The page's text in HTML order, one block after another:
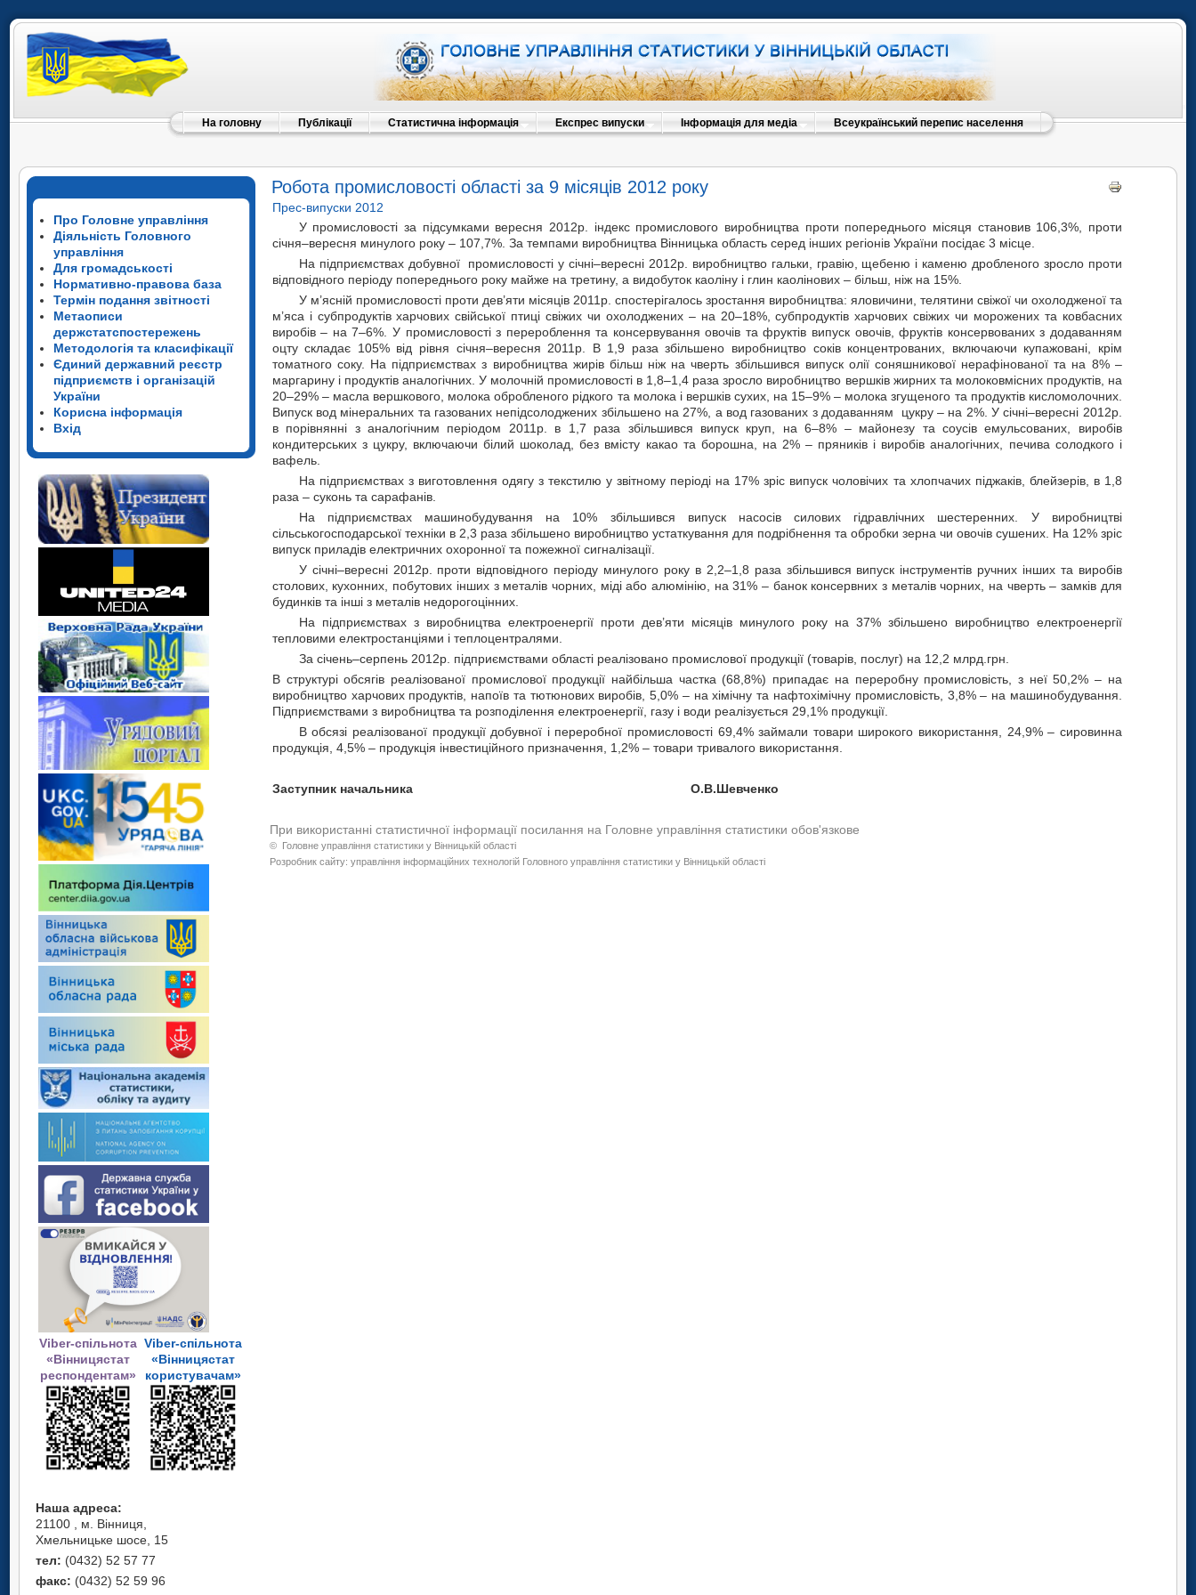
На головну Публікації Статистична інформація Експрес випуски Інформація для медіа Всеукраїнський перепис населення
Про Головне управління
Діяльність Головного
управління
Для громадськості
Нормативно-правова база
Термін подання звітності
Метаописи
держстатспостережень
Методологія та класифікації
Єдиний державний реєстр
підприємств і організацій
України
Корисна інформація
Вхід
Viber-спільнота
«Вінницястат
респондентам»
Viber-спільнота
«Вінницястат
користувачам»
Наша адреса:
21100 , м. Вінниця,
Хмельницьке шосе, 15
тел: (0432) 52 57 77
факс: (0432) 52 59 96
Робота промисловості області за 9 місяців 2012 року
Прес-випуски 2012
У промисловості за підсумками вересня 2012р. індекс промислового виробництва проти попереднього місяця становив 106,3%, проти
січня–вересня минулого року – 107,7%. За темпами виробництва Вінницька область серед інших регіонів України посідає 3 місце.
На підприємствах добувної промисловості у січні–вересні 2012р. виробництво гальки, гравію, щебеню і каменю дробленого зросло проти
відповідного періоду попереднього року майже на третину, а видобуток каоліну і глин каолінових – більш, ніж на 15%.
У м’ясній промисловості проти дев’яти місяців 2011р. спостерігалось зростання виробництва: яловичини, телятини свіжої чи охолодженої та
м’яса і субпродуктів харчових свійської птиці свіжих чи охолоджених – на 20–18%, субпродуктів харчових свіжих чи морожених та ковбасних
виробів – на 7–6%. У промисловості з перероблення та консервування овочів та фруктів випуск овочів, фруктів консервованих з додаванням
оцту складає 105% від рівня січня–вересня 2011р. В 1,9 раза збільшено виробництво соків концентрованих, включаючи купажовані, крім
томатного соку. На підприємствах з виробництва жирів більш ніж на чверть збільшився випуск олії соняшникової нерафінованої та на 8% –
маргарину і продуктів аналогічних. У молочній промисловості в 1,8–1,4 раза зросло виробництво вершків жирних та молоковмісних продуктів, на
20–29% – масла вершкового, молока обробленого рідкого та молока і вершків сухих, на 15–9% – молока згущеного та продуктів кисломолочних.
Випуск вод мінеральних та газованих непідсолоджених збільшено на 27%, а вод газованих з додаванням цукру – на 2%. У січні–вересні 2012р.
в порівнянні з аналогічним періодом 2011р. в 1,7 раза збільшився випуск круп, на 6–8% – майонезу та соусів емульсованих, виробів
кондитерських з цукру, включаючи білий шоколад, без вмісту какао та борошна, на 2% – пряників і виробів аналогічних, печива солодкого і
вафель.
На підприємствах з виготовлення одягу з текстилю у звітному періоді на 17% зріс випуск чоловічих та хлопчачих піджаків, блейзерів, в 1,8
раза – суконь та сарафанів.
На підприємствах машинобудування
на 10% збільшився випуск насосів силових гідравлічних шестеренних. У виробництві
сільськогосподарської техніки в 2,3 раза збільшено виробництво устаткування для подрібнення та обробки зерна чи овочів сушених. На 12% зріс
випуск приладів електричних охоронної та пожежної сигналізації.
У січні–вересні 2012р. проти відповідного періоду минулого року в 2,2–1,8 раза збільшився випуск інструментів ручних інших та виробів
столових, кухонних, побутових інших з металів чорних, міді або алюмінію, на 31% – банок консервних з металів чорних, на чверть – замків для
будинків та інші з металів недорогоцінних.
На підприємствах з виробництва електроенергії проти дев’яти місяців минулого року на 37% збільшено виробництво електроенергії
тепловими електростанціями і теплоцентралями.
За січень–серпень 2012р. підприємствами області реалізовано промислової продукції (товарів, послуг) на 12,2 млрд.грн.
В структурі обсягів реалізованої промислової продукції найбільша частка (68,8%) припадає на переробну промисловість, з неї 50,2% – на
виробництво харчових продуктів, напоїв та тютюнових виробів, 5,0% – на хімічну та нафтохімічну промисловість, 3,8% – на машинобудування.
Підприємствами з виробництва та розподілення електроенергії, газу і води реалізується 29,1% продукції.
В обсязі реалізованої продукції добувної і переробної промисловості 69,4% займали товари широкого використання, 24,9% – сировинна
продукція, 4,5% – продукція інвестиційного призначення, 1,2% – товари тривалого використання.
Заступник начальника О.В.Шевченко
При використанні статистичної інформації посилання на Головне управління статистики обов'язкове
© Головне управління статистики у Вінницькій області
Розробник сайту: управління інформаційних технологій Головного управління статистики у Вінницькій області